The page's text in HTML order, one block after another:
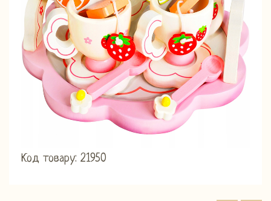
Код товару: 21950